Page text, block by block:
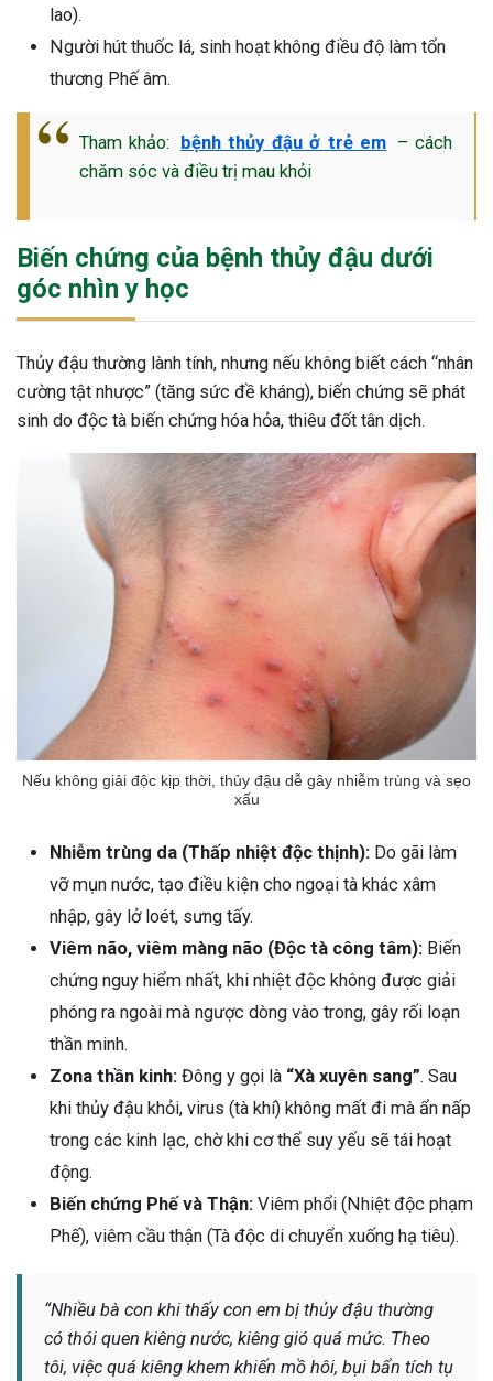
lao).
Người hút thuốc lá, sinh hoạt không điều độ làm tổn
thương Phế âm.
Tham khảo: bệnh thủy đậu ở trẻ em – cách
chăm sóc và điều trị mau khỏi
Biến chứng của bệnh thủy đậu dưới
góc nhìn y học
Thủy đậu thường lành tính, nhưng nếu không biết cách “nhân
cường tật nhược” (tăng sức đề kháng), biến chứng sẽ phát
sinh do độc tà biến chứng hóa hỏa, thiêu đốt tân dịch.
Nếu không giải độc kịp thời, thủy đậu dễ gây nhiễm trùng và sẹo
xấu
Nhiễm trùng da (Thấp nhiệt độc thịnh): Do gãi làm
vỡ mụn nước, tạo điều kiện cho ngoại tà khác xâm
nhập, gây lở loét, sưng tấy.
Viêm não, viêm màng não (Độc tà công tâm): Biến
chứng nguy hiểm nhất, khi nhiệt độc không được giải
phóng ra ngoài mà ngược dòng vào trong, gây rối loạn
thần minh.
Zona thần kinh: Đông y gọi là “Xà xuyên sang”. Sau
khi thủy đậu khỏi, virus (tà khí) không mất đi mà ẩn nấp
trong các kinh lạc, chờ khi cơ thể suy yếu sẽ tái hoạt
động.
Biến chứng Phế và Thận: Viêm phổi (Nhiệt độc phạm
Phế), viêm cầu thận (Tà độc di chuyển xuống hạ tiêu).
“Nhiều bà con khi thấy con em bị thủy đậu thường
có thói quen kiêng nước, kiêng gió quá mức. Theo
tôi, việc quá kiêng khem khiến mồ hôi, bụi bẩn tích tụ